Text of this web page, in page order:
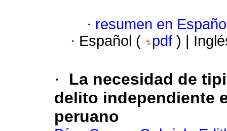
· resumen en
· Español ( pdf ) |
·
La necesidad de
delito independiente
peruano